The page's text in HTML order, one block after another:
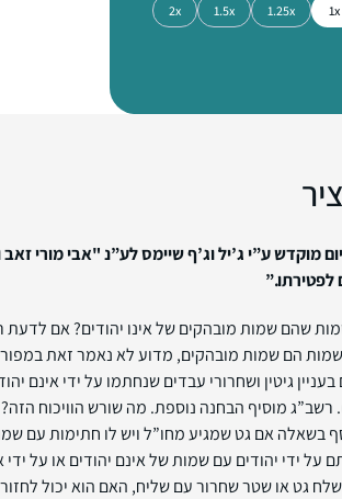
1x
1.25x
1.5x
2x
מוקדש ע”י ג’יל וג’ף שיימס לע”נ "אבי מורי זאב
לפטירתו.”
שהם שמות מובהקים של אינו יהודים? אם
הם שמות מובהקים, מדוע לא נאמר זאת
בעניין גיטין ושחרורי עבדים שנחתמו על ידי אינם
מוסיף הבחנה נוספת. מה שורש הוויכוח הזה?
בשאלה אם גט שמגיע מחו”ל ויש לו חתימות עם
על ידי יהודים עם שמות של אינם יהודים או על ידי
גט או שטר שחרור עם שליח, האם הוא יכול